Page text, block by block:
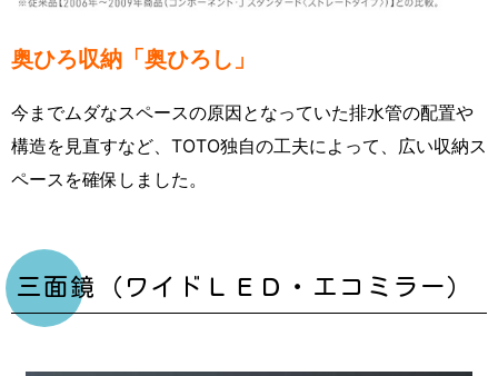
奥ひろ収納「奥ひろし」
今までムダなスペースの原因となっていた排水管の配置や
構造を見直すなど、TOTO独自の工夫によって、広い収納ス
ペースを確保しました。
三面鏡（ワイドＬＥＤ・エコミラー）